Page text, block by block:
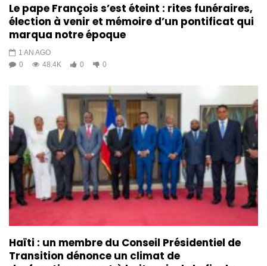
Le pape François s’est éteint : rites funéraires,
élection à venir et mémoire d’un pontificat qui
marqua notre époque
1 AN AGO
0
48.4K 0 0
Haïti : un membre du Conseil Présidentiel de
Transition dénonce un climat de